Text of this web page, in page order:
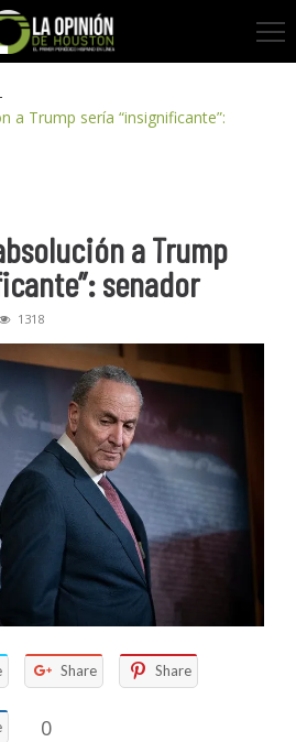
a Trump sería “insignificante”:
a Trump
senador
1318
Share Share
0